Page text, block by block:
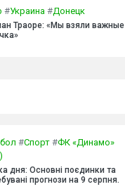
#Украина #Донецк
Траоре: «Мы взяли важные
#Спорт #ФК «Динамо»
дня: Основні поєдинки та
прогнози на 9 серпня.